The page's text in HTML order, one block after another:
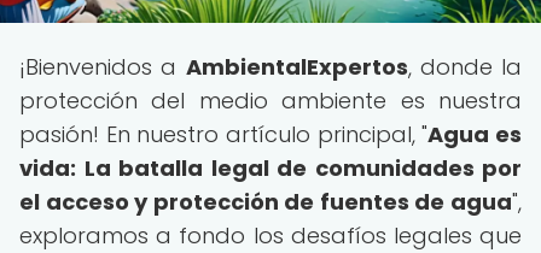
¡Bienvenidos a AmbientalExpertos, donde la
protección del medio ambiente es nuestra
pasión! En nuestro artículo principal, "Agua es
vida: La batalla legal de comunidades por
el acceso y protección de fuentes de agua",
exploramos a fondo los desafíos legales que